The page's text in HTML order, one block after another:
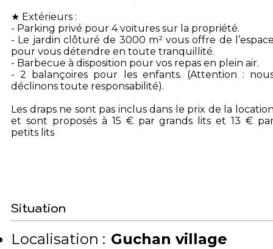
★ Extérieurs :
- Parking privé pour 4 voitures sur la propriété.
- Le jardin clôturé de 3000 m² vous offre de
pour vous détendre en toute tranquillité.
- Barbecue à disposition pour vos repas en plein air.
- 2 balançoires pour les enfants. (Attention :
déclinons toute responsabilité).
Les draps ne sont pas inclus dans le prix de la
et sont proposés à 15 € par grands lits et 13 €
petits lits
Situation
Localisation : Guchan village